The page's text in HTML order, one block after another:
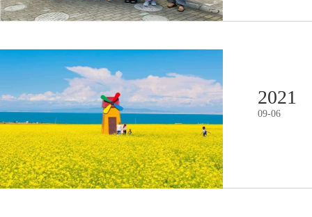
2021
09-06